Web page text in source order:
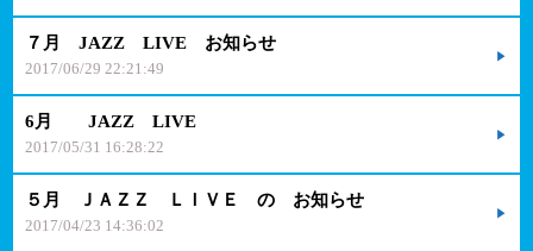
７月 JAZZ LIVE お知らせ
2017/06/29 22:21:49
6月 JAZZ LIVE
2017/05/31 16:28:22
５月 ＪＡＺＺ ＬＩＶＥ の お知らせ
2017/04/23 14:36:02